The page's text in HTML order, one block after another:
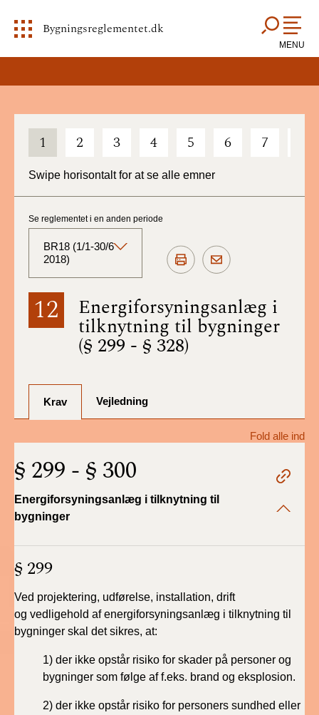
Bygningsreglementet.dk
MENU
1 2 3 4 5 6 7
Swipe horisontalt for at se alle emner
12 Energiforsyningsanlæg i
tilknytning til bygninger
(§ 299 - § 328)
Se reglementet i en anden periode
BR18 (1/1-30/6
2018)
BR18 (Aktuelt)
BR18 (1/7-31/12
BR18 (1/1-30/6
2025)
2024)
BR18 (1/1- 30/06
2024)
2023)
2022)
BR18 (1/7 - 16/9
BR18 (1/1 - 30/6
Krav Vejledning
Fold alle ind
§ 299 - § 300
Energiforsyningsanlæg i tilknytning til
bygninger
§ 299
Ved projektering, udførelse, installation, drift
og vedligehold af energiforsyningsanlæg i tilknytning til
bygninger skal det sikres, at:
1) der ikke opstår risiko for skader på personer og
bygninger som følge af f.eks. brand og eksplosion.
2) der ikke opstår risiko for personers sundhed eller